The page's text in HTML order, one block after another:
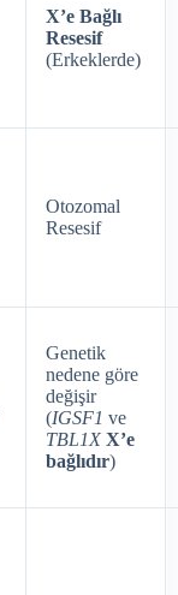
X’e Bağlı
Resesif
(Erkeklerde)
Otozomal
Resesif
Genetik
nedene göre
değişir
(IGSF1 ve
TBL1X X’e
bağlıdır)